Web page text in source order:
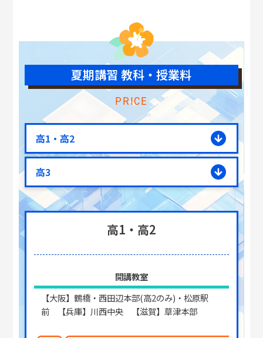
夏期講習 教科・授業料
PRICE
高1・高2
高3
高1・高2
開講教室
【大阪】鶴橋・西田辺本部(高2のみ)・松原駅
前 【兵庫】川西中央 【滋賀】草津本部